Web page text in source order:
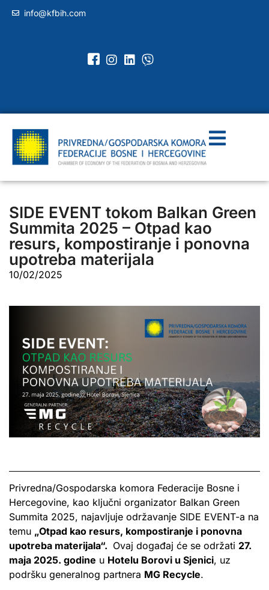
info@kfbih.com
SIDE EVENT tokom Balkan Green
Summita 2025 – Otpad kao
resurs, kompostiranje i ponovna
upotreba materijala
10/02/2025
Privredna/Gospodarska komora Federacije Bosne i
Hercegovine, kao ključni organizator Balkan Green
Summita 2025, najavljuje održavanje SIDE EVENT-a na
temu „Otpad kao resurs, kompostiranje i ponovna
upotreba materijala“. Ovaj događaj će se održati 27.
maja 2025. godine u Hotelu Borovi u Sjenici, uz
podršku generalnog partnera MG Recycle.